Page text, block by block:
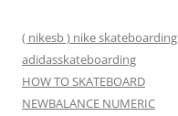
( nikesb ) nike skateboarding
adidasskateboarding
HOW TO SKATEBOARD
NEWBALANCE NUMERIC